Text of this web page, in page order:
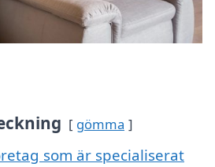
gömma
som är specialiserat